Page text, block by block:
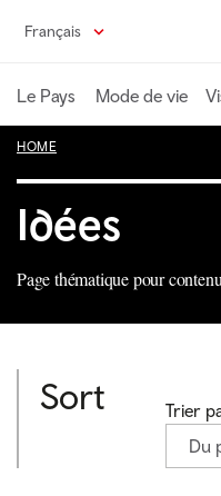
principal
Français
Le Pays Mode de vie
HOME
Idées
Page thématique pour
Sort
Trier
Du